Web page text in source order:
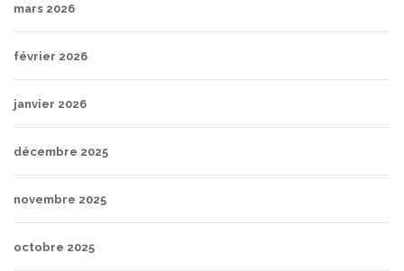
mars 2026
février 2026
janvier 2026
décembre 2025
novembre 2025
octobre 2025